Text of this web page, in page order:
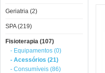
Geriatria (2)
SPA (219)
Fisioterapia (107)
- Equipamentos (0)
- Acessórios (21)
- Consumíveis (86)